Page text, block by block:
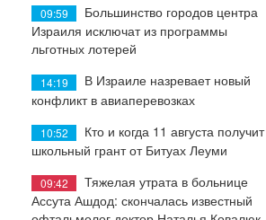
09:59
Большинство городов центра
Израиля исключат из программы
льготных лотерей
14:19
В Израиле назревает новый
конфликт в авиаперевозках
10:52
Кто и когда 11 августа получит
школьный грант от Битуах Леуми
09:42
Тяжелая утрата в больнице
Ассута Ашдод: скончалась известный